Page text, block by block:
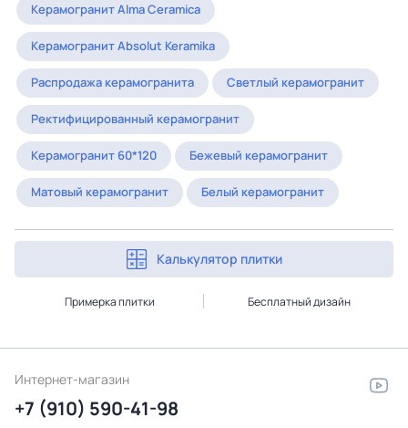
Керамогранит Alma Ceramica
Керамогранит Absolut Keramika
Распродажа керамогранита Светлый керамогранит
Ректифицированный керамогранит
Керамогранит 60*120 Бежевый керамогранит
Матовый керамогранит Белый керамогранит
Калькулятор плитки
Примерка плитки Бесплатный дизайн
Интернет-магазин
+7 (910) 590-41-98